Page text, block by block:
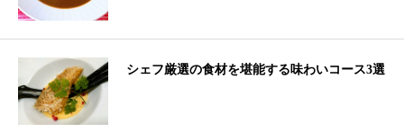
シェフ厳選の食材を堪能する味わいコース3選